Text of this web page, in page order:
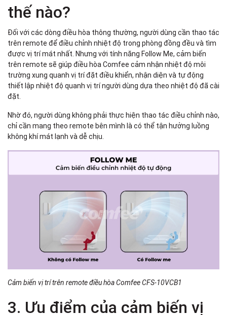
thế nào?
Đối với các dòng điều hòa thông thường, người dùng cần thao tác
trên remote để điều chỉnh nhiệt độ trong phòng đồng đều và tìm
được vị trí mát nhất. Nhưng với tính năng Follow Me, cảm biến
trên remote sẽ giúp điều hòa Comfee cảm nhận nhiệt độ môi
trường xung quanh vị trí đặt điều khiển, nhận diện và tự động
thiết lập nhiệt độ quanh vị trí người dùng dựa theo nhiệt độ đã cài
đặt.
Nhờ đó, người dùng không phải thực hiện thao tác điều chỉnh nào,
chỉ cần mang theo remote bên mình là có thể tận hưởng luồng
không khí mát lạnh và dễ chịu.
Cảm biến vị trí trên remoteđiều hòa Comfee CFS-10VCB1
3. Ưu điểm của cảm biến vị